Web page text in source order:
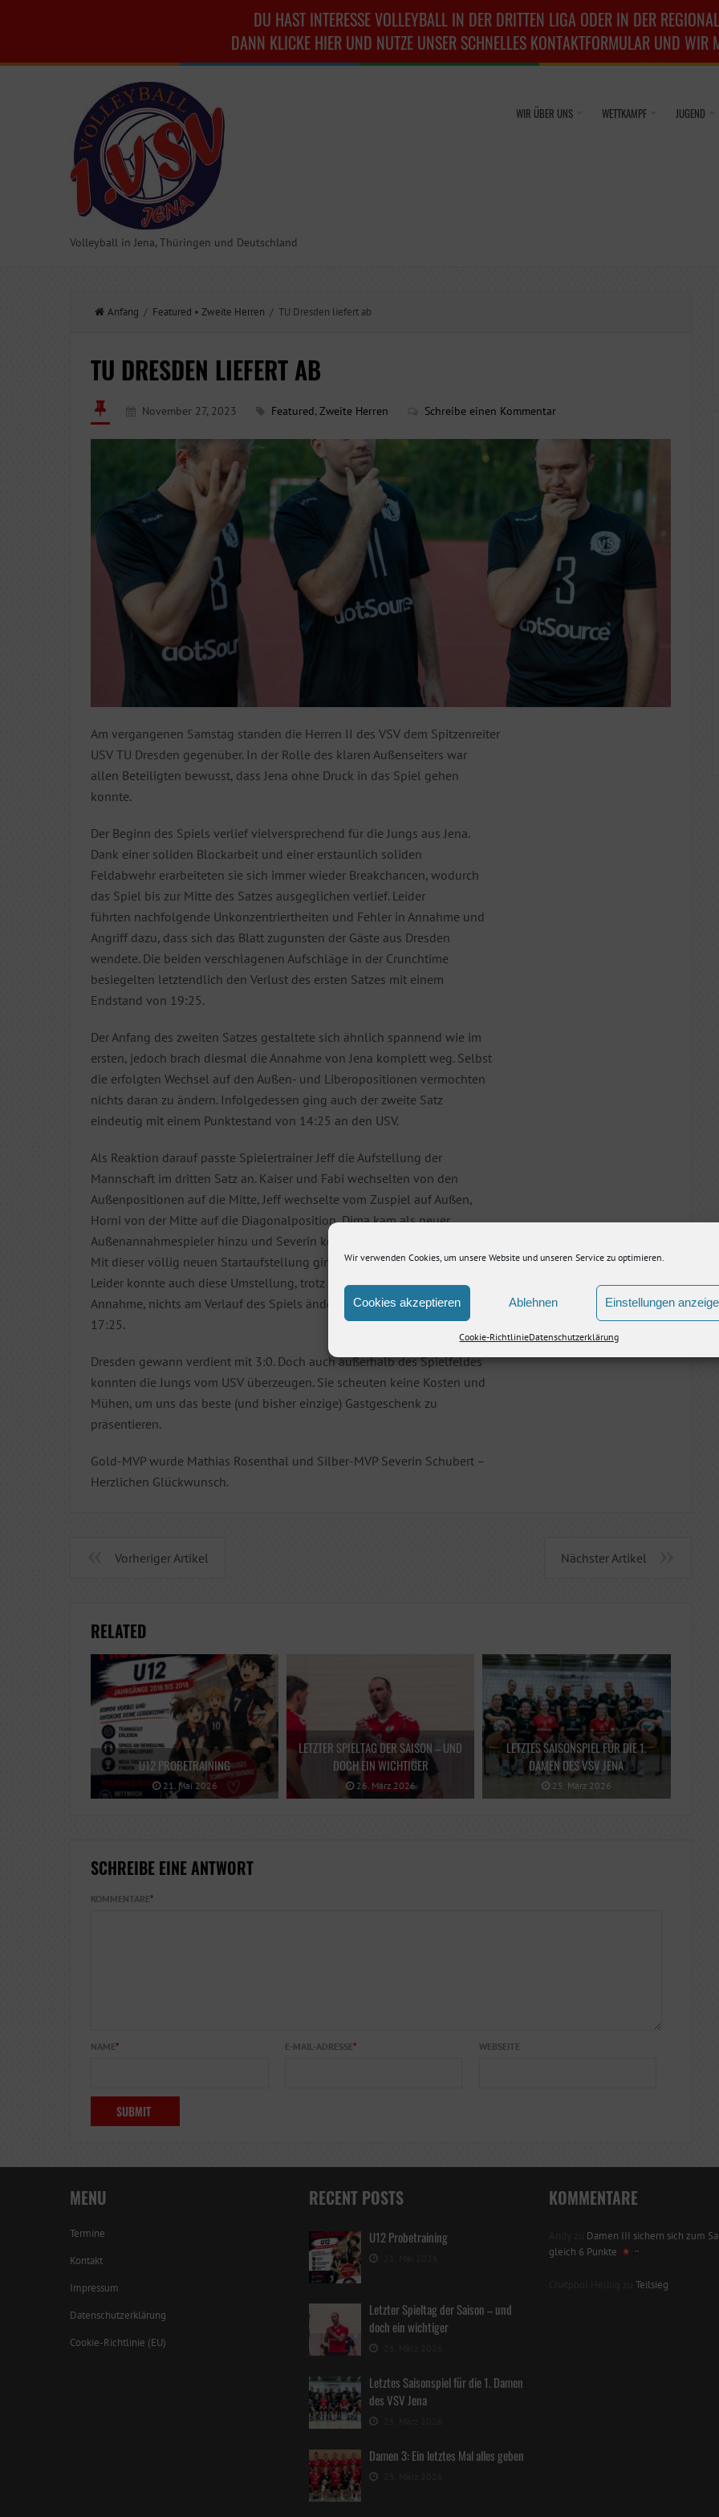
Wir verwenden Cookies, um unsere Website und unseren Service zu optimieren.
Cookies akzeptieren Ablehnen Einstellungen
Cookie-RichtlinieDatenschutzerklärung
DU HAST INTERESSE VOLLEYBALL IN DER DRITTEN LIGA ODER IN DER
DANN KLICKE HIER UND NUTZE UNSER SCHNELLES KONTAKTFORMULAR UND WIR
Volleyball in Jena, Thüringen und Deutschland
WIR ÜBER UNS WETTKAMPF JUGEND
Anfang / Featured • Zweite Herren / TU Dresden liefert ab
TU DRESDEN LIEFERT AB
November 27, 2023 Featured, Zweite Herren Schreibe einen Kommentar
Am vergangenen Samstag standen die Herren II des VSV dem Spitzenreiter
USV TU Dresden gegenüber. In der Rolle des klaren Außenseiters war
allen Beteiligten bewusst, dass Jena ohne Druck in das Spiel gehen
konnte.
Der Beginn des Spiels verlief vielversprechend für die Jungs aus Jena.
Dank einer soliden Blockarbeit und einer erstaunlich soliden
Feldabwehr erarbeiteten sie sich immer wieder Breakchancen, wodurch
das Spiel bis zur Mitte des Satzes ausgeglichen verlief. Leider
führten nachfolgende Unkonzentriertheiten und Fehler in Annahme und
Angriff dazu, dass sich das Blatt zugunsten der Gäste aus Dresden
wendete. Die beiden verschlagenen Aufschläge in der Crunchtime
besiegelten letztendlich den Verlust des ersten Satzes mit einem
Endstand von 19:25.
Der Anfang des zweiten Satzes gestaltete sich ähnlich spannend wie im
ersten, jedoch brach diesmal die Annahme von Jena komplett weg. Selbst
die erfolgten Wechsel auf den Außen- und Liberopositionen vermochten
nichts daran zu ändern. Infolgedessen ging auch der zweite Satz
eindeutig mit einem Punktestand von 14:25 an den USV.
Als Reaktion darauf passte Spielertrainer Jeff die Aufstellung der
Mannschaft im dritten Satz an. Kaiser und Fabi wechselten von den
Außenpositionen auf die Mitte, Jeff wechselte vom Zuspiel auf Außen,
Horni von der Mitte auf die Diagonalposition, Dima kam als neuer
Außenannahmespieler hinzu und Severin kehrte als Zuspieler zurück.
Mit dieser völlig neuen Startaufstellung ging es in den dritten Satz.
Leider konnte auch diese Umstellung, trotz einer etwas verbesserten
Annahme, nichts am Verlauf des Spiels ändern, und der Satz endete mit
17:25.
Dresden gewann verdient mit 3:0. Doch auch außerhalb des Spielfeldes
konnten die Jungs vom USV überzeugen. Sie scheuten keine Kosten und
Mühen, um uns das beste (und bisher einzige) Gastgeschenk zu
präsentieren.
Gold-MVP wurde Mathias Rosenthal und Silber-MVP Severin Schubert –
Herzlichen Glückwunsch.
Vorheriger Artikel Nächster Artikel
RELATED
U12 PROBETRAINING
21. Mai 2026
LETZTER SPIELTAG DER SAISON – UND
DOCH EIN WICHTIGER
26. März 2026
LETZTES SAISONSPIEL FÜR DIE 1.
DAMEN DES VSV JENA
25. März 2026
SCHREIBE EINE ANTWORT
KOMMENTARE*
NAME* E-MAIL-ADRESSE* WEBSEITE
MENU
Termine
Kontakt
Impressum
Datenschutzerklärung
Cookie-Richtlinie (EU)
RECENT POSTS
U12 Probetraining
Letzter Spieltag der Saison – und
doch ein wichtiger
Letztes Saisonspiel für die 1. Damen
des VSV Jena
Damen 3: Ein letztes Mal alles geben
KOMMENTARE
Damen III sichern sich zum
gleich 6 Punkte
Teilsieg